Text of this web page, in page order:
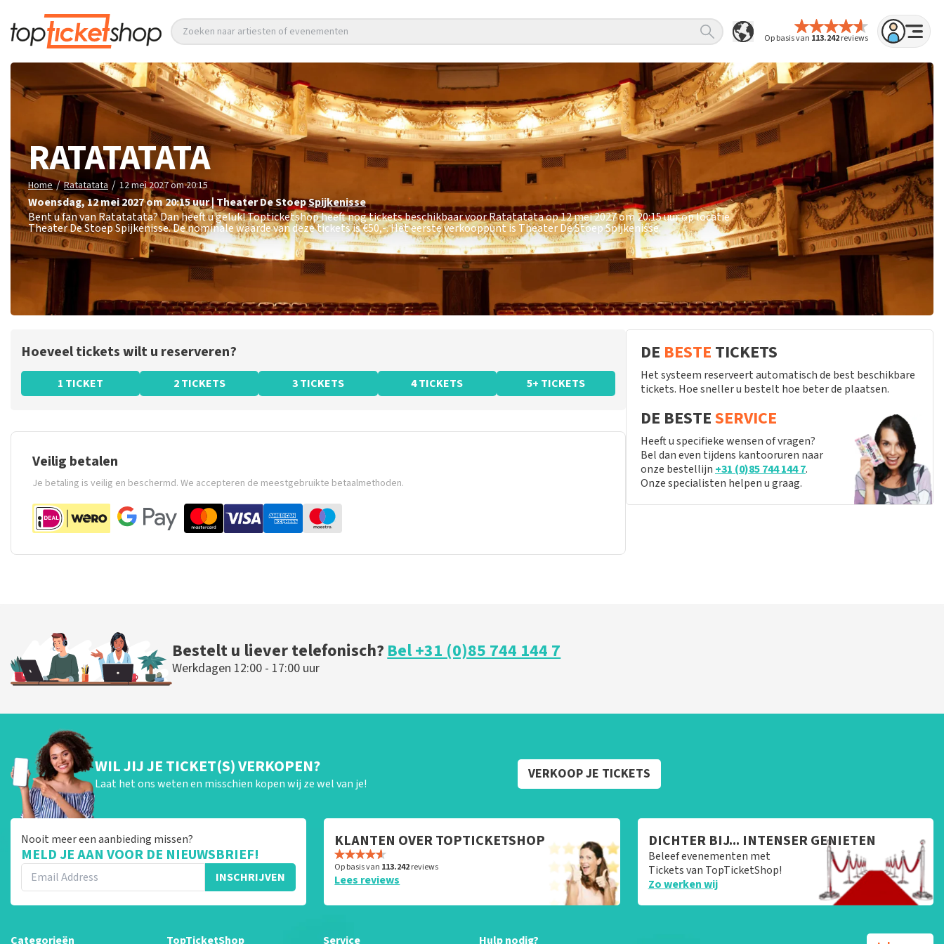
Op basis van 113.242reviews
Zoeken naar artiesten of evenementen
RATATATATA
Home / Ratatatata / 12 mei 2027 om 20:15
woensdag,12 mei 2027 om 20:15uur|Theater De StoepSpijkenisse
Bent u fan van Ratatatata? Dan heeft u geluk! Topticketshop heeft nog tickets beschikbaar voor Ratatatata op 12 mei 2027 om 20:15 uur op locatie
Theater De Stoep Spijkenisse. De nominale waarde van deze tickets is€50,-. Het eerste verkooppunt is Theater De Stoep Spijkenisse.
Hoeveel tickets wilt u reserveren?
1 TICKET 2 TICKETS 3 TICKETS 4 TICKETS 5+ TICKETS
Veilig betalen
Je betaling is veilig en beschermd. We accepteren de meestgebruikte betaalmethoden.
DE BESTE TICKETS
Het systeem reserveert automatisch de best beschikbare
tickets. Hoe sneller u bestelt hoe beter de plaatsen.
DE BESTESERVICE
Heeft u specifieke wensen of vragen?
Bel dan even tijdens kantooruren naar
onze bestellijn +31 (0)85 744 144 7.
Onze specialisten helpen u graag.
Bestelt u liever telefonisch?Bel +31 (0)85 744 144 7
Werkdagen 12:00 - 17:00 uur
WIL JIJ JE TICKET(S) VERKOPEN?
Laat het ons weten en misschien kopen wij ze wel van je!
VERKOOP JE TICKETS
Nooit meer een aanbieding missen?
MELD JE AAN VOOR DE NIEUWSBRIEF!
INSCHRIJVEN
KLANTEN OVER TOPTICKETSHOP
Op basis van 113.242reviews
Lees reviews
DICHTER BIJ... INTENSER GENIETEN
Beleef evenementen met
Tickets van TopTicketShop!
Zo werken wij
Categorieën TopTicketShop Service Hulp nodig?